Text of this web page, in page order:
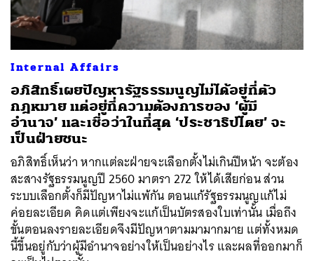
Internal Affairs
อภิสิทธิ์เผยปัญหารัฐธรรมนูญไม่ได้อยู่ที่ตัว
กฎหมาย แต่อยู่ที่ความต้องการของ ‘ผู้มี
อำนาจ’ และเชื่อว่าในที่สุด ‘ประชาธิปไตย’ จะ
เป็นฝ่ายชนะ
อภิสิทธิ์เห็นว่า หากแต่ละฝ่ายจะเลือกตั้งไม่เกินปีหน้า จะต้อง
สะสางรัฐธรรมนูญปี 2560 มาตรา 272 ให้ได้เสียก่อน ส่วน
ระบบเลือกตั้งก็มีปัญหาไม่แพ้กัน ตอนแก้รัฐธรรมนูญแก้ไม่
ค่อยละเอียด คิดแต่เพียงจะแก้เป็นบัตรสองใบเท่านั้น เมื่อถึง
ขั้นตอนลงรายละเอียดจึงมีปัญหาตามมามากมาย แต่ทั้งหมด
นี้ขึ้นอยู่กับว่าผู้มีอำนาจอย่างให้เป็นอย่างไร และผลที่ออกมาก็